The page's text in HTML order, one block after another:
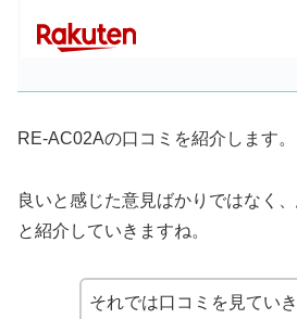
RE-AC02Aの口コミを紹介します。
良いと感じた意見ばかりではなく
と紹介していきますね。
それでは口コミを見てい